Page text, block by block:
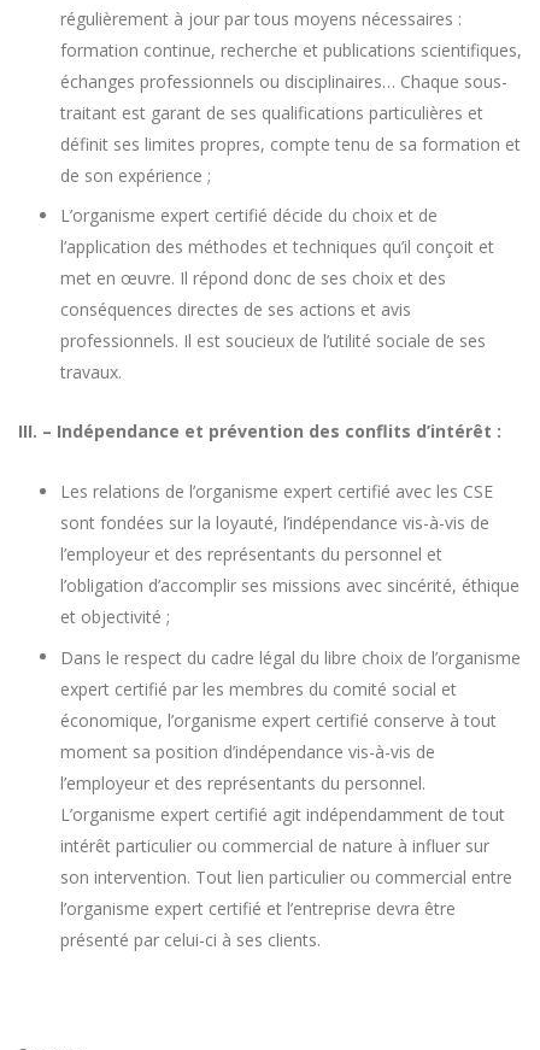
régulièrement à jour par tous moyens nécessaires :
formation continue, recherche et publications scientifiques,
échanges professionnels ou disciplinaires… Chaque sous-
traitant est garant de ses qualifications particulières et
définit ses limites propres, compte tenu de sa formation et
de son expérience ;
L’organisme expert certifié décide du choix et de
l’application des méthodes et techniques qu’il conçoit et
met en œuvre. Il répond donc de ses choix et des
conséquences directes de ses actions et avis
professionnels. Il est soucieux de l’utilité sociale de ses
travaux.
III. – Indépendance et prévention des conflits d’intérêt :
Les relations de l’organisme expert certifié avec les CSE
sont fondées sur la loyauté, l’indépendance vis-à-vis de
l’employeur et des représentants du personnel et
l’obligation d’accomplir ses missions avec sincérité, éthique
et objectivité ;
Dans le respect du cadre légal du libre choix de l’organisme
expert certifié par les membres du comité social et
économique, l’organisme expert certifié conserve à tout
moment sa position d’indépendance vis-à-vis de
l’employeur et des représentants du personnel.
L’organisme expert certifié agit indépendamment de tout
intérêt particulier ou commercial de nature à influer sur
son intervention. Tout lien particulier ou commercial entre
l’organisme expert certifié et l’entreprise devra être
présenté par celui-ci à ses clients.